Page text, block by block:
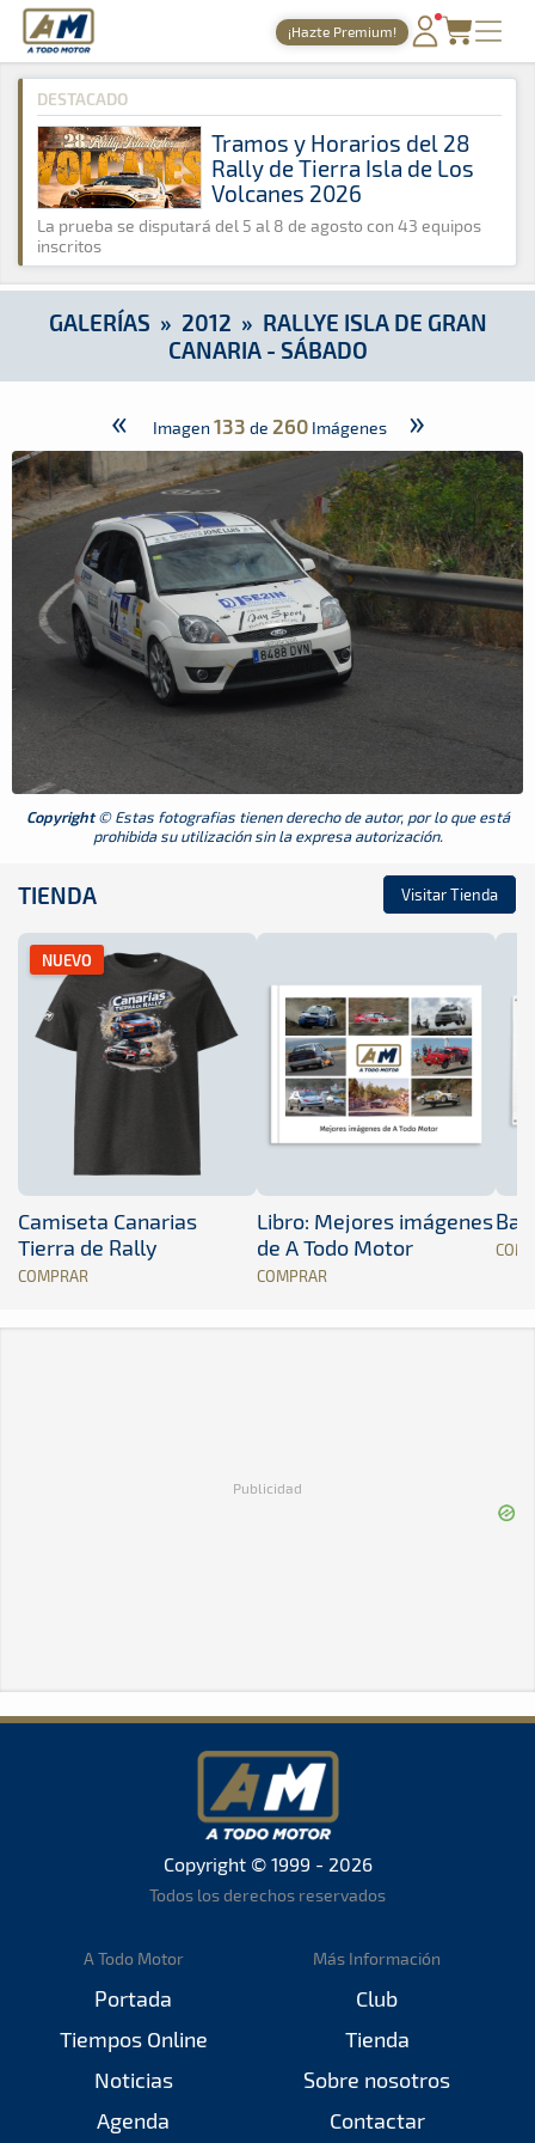
A Todo Motor · Revista del motor desde 1999
¡Hazte Premium!
PORTADA
TIEMPOS ONLINE
NOTICIAS
AGENDA
GALERÍAS
TIENDA
A Todo Motor » Galerías » 2012 » Rallye Isla de Gran Canaria -
DESTACADO
Tramos y Horarios del 28
Rally de Tierra Isla de Los
Volcanes 2026
La prueba se disputará del 5 al 8 de agosto con 43 equipos
inscritos
GALERÍAS » 2012 » RALLYE ISLA DE GRAN
CANARIA - SÁBADO
« Imagen 133 de 260Imágenes »
Copyright© Estas fotografias tienen derecho de autor, por lo que está
prohibida su utilización sin la expresa autorización.
TIENDA Visitar Tienda
NUEVO
Camiseta Canarias
Tierra de Rally
COMPRAR
Libro: Mejores imágenes
de A Todo Motor
COMPRAR
Publicidad
Copyright © 1999 - 2026
Todos los derechos reservados
A Todo Motor
Portada
Tiempos Online
Noticias
Agenda
Más Información
Club
Tienda
Sobre nosotros
Contactar